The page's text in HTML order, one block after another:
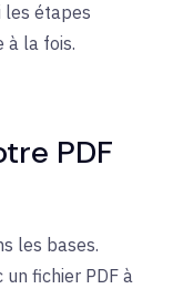
les étapes
à la fois.
PDF
les bases.
fichier PDF à